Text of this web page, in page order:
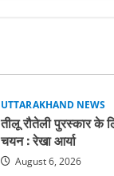
तीलू रौतेली पुरस्कार के
August 6, 2026
UTTARAKHAND NEWS
मिस उत्तराखंड 2026 के